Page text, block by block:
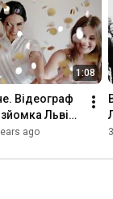
#sunset
#statigram
#photo
#cool
#instagood
#my
1:08
Відеограф
Львів,
Рівне
ago